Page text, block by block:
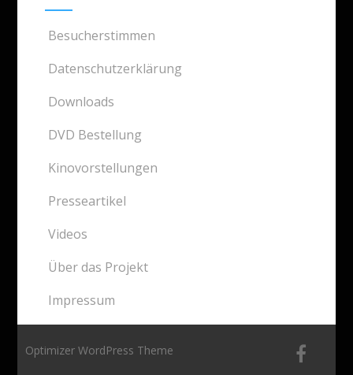
Besucherstimmen
Datenschutzerklärung
Downloads
DVD Bestellung
Kinovorstellungen
Presseartikel
Videos
Über das Projekt
Impressum
Optimizer WordPress Theme